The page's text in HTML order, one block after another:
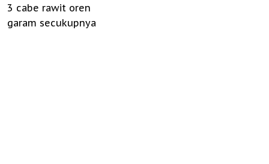
3 cabe rawit oren
garam secukupnya